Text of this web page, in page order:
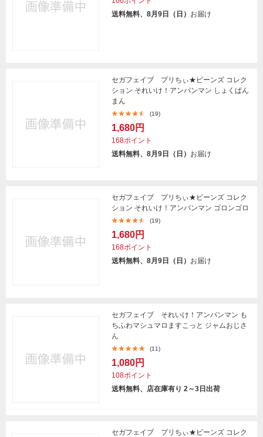
送料無料、8月9日（日） お届け
セガフェイブ プリちぃ★ビーンズ コレク
ション それいけ！アンパンマン しょくぱん
まん
(19)
1,680円
168ポイント
送料無料、8月9日（日） お届け
セガフェイブ プリちぃ★ビーンズ コレク
ション それいけ！アンパンマン ゴロンゴロ
(19)
1,680円
168ポイント
送料無料、8月9日（日） お届け
セガフェイブ それいけ！アンパンマン も
ちふわマシュマロますこっと ジャムおじさ
ん
(11)
1,080円
108ポイント
送料無料、店在庫有り 2～3日出荷
セガフェイブ プリちぃ★ビーンズ コレク